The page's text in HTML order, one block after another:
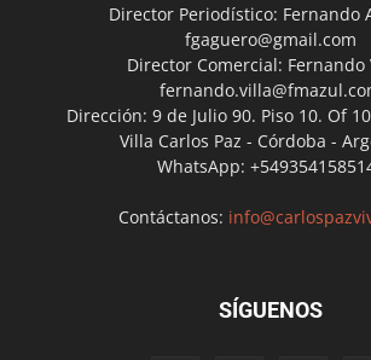
Director Periodístico: Fernando
fgaguero@gmail.com
Director Comercial: Fernando
Dirección: 9 de Julio 90. Piso 10. Of
Villa Carlos Paz - Córdoba -
WhatsApp:
Contáctanos:
SÍGUENOS